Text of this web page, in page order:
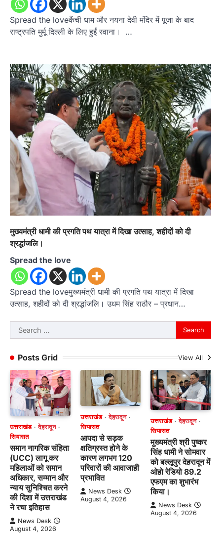
Spread the loveकैंची धाम और नयना देवी मंदिर में पूजा के बाद
राष्ट्रपति मुर्मू दिल्ली के लिए हुईं रवाना। …
मुख्यमंत्री धामी की प्रगति पथ यात्रा में दिखा उत्साह, शहीदों को दी
श्रद्धांजलि।
Spread the love
Spread the loveमुख्यमंत्री धामी की प्रगति पथ यात्रा में दिखा
उत्साह, शहीदों को दी श्रद्धांजलि। उधम सिंह राठौर – प्रधान…
Search
for:
Posts Grid
View All
उत्तराखंड
देहरादून
सियासत
समान नागरिक संहिता
(UCC) लागू कर
महिलाओं को समान
अधिकार, सम्मान और
न्याय सुनिश्चित करने
की दिशा में उत्तराखंड
ने रचा इतिहास
News Desk
August 4, 2026
उत्तराखंड
देहरादून
सियासत
आपदा से सड़क
क्षतिग्रस्त होने के
कारण लगभग 120
परिवारों की आवाजाही
प्रभावित
News Desk
August 4, 2026
उत्तराखंड
देहरादून
सियासत
मुख्यमंत्री श्री पुष्कर
सिंह धामी ने सोमवार
को बल्लूपुर देहरादून में
ओहो रेडियो 89.2
एफएम का शुभारंभ
किया।
News Desk
August 4, 2026